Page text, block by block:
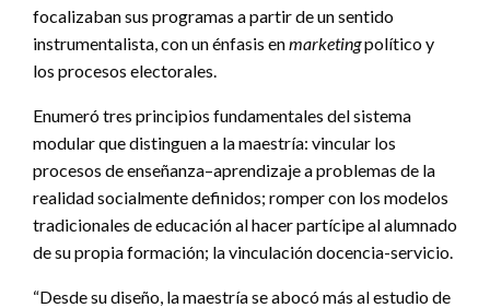
focalizaban sus programas a partir de un sentido
instrumentalista, con un énfasis enmarketingpolítico y
los procesos electorales.
Enumeró tres principios fundamentales del sistema
modular que distinguen a la maestría: vincular los
procesos de enseñanza–aprendizaje a problemas de la
realidad socialmente definidos; romper con los modelos
tradicionales de educación al hacer partícipe al alumnado
de su propia formación; la vinculación docencia-servicio.
“Desde su diseño, la maestría se abocó más al estudio de